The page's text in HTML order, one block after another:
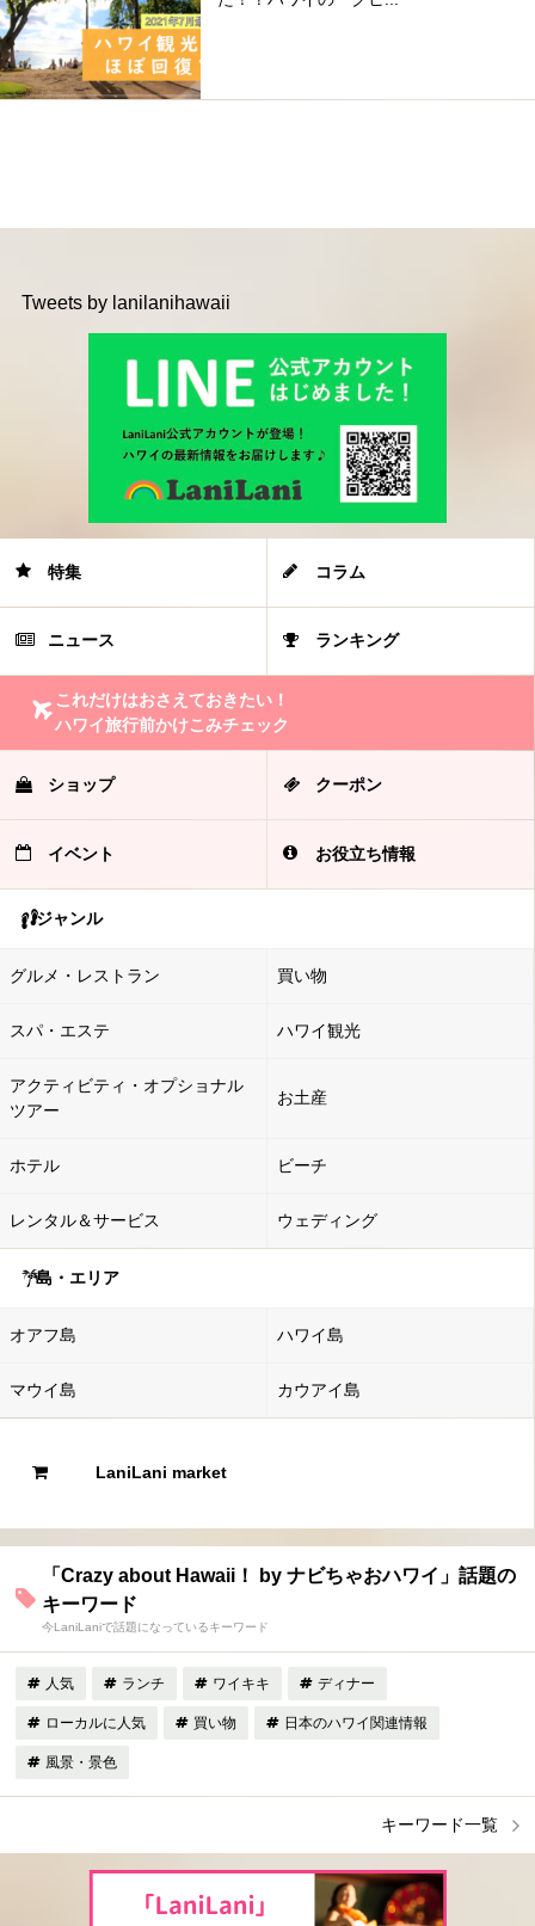
Tweets by lanilanihawaii
特集 コラム
ニュース ランキング
これだけはおさえておきたい！
ハワイ旅行前かけこみチェック
ショップ クーポン
イベント お役立ち情報
ジャンル
グルメ・レストラン 買い物
スパ・エステ ハワイ観光
アクティビティ・オプショナル
ツアー
お土産
ホテル ビーチ
レンタル＆サービス ウェディング
島・エリア
オアフ島 ハワイ島
マウイ島 カウアイ島
LaniLani market
「Crazy about Hawaii！ by ナビちゃおハワイ」話題の
キーワード
今LaniLaniで話題になっているキーワード
人気 ランチ ワイキキ ディナー
ローカルに人気 買い物 日本のハワイ関連情報
風景・景色
キーワード一覧